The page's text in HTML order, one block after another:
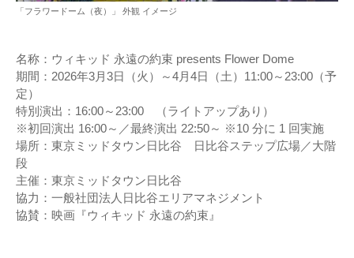
「フラワードーム（夜）」 外観 イメージ
名称：ウィキッド 永遠の約束 presents Flower Dome
期間：2026年3月3日（火）～4月4日（土）11:00～23:00（予
定）
特別演出：16:00～23:00 （ライトアップあり）
※初回演出 16:00～／最終演出 22:50～ ※10 分に 1 回実施
場所：東京ミッドタウン日比谷 日比谷ステップ広場／大階
段
主催：東京ミッドタウン日比谷
協力：一般社団法人日比谷エリアマネジメント
協賛：映画『ウィキッド 永遠の約束』